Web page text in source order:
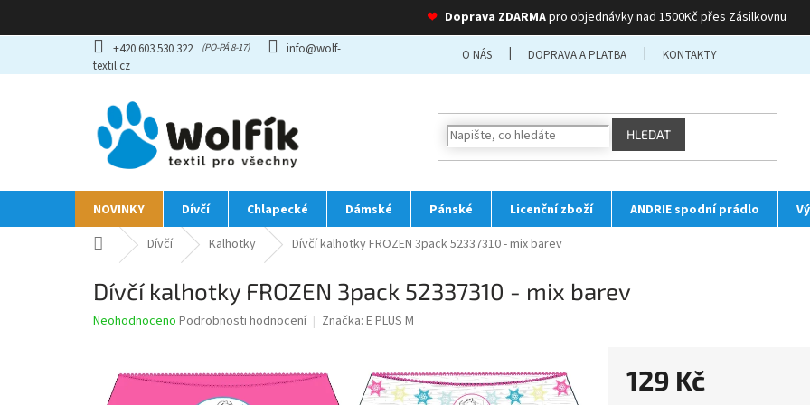
❤ Doprava ZDARMApro objednávky nad 1500Kč přes Zásilkovnu
obsah
+420 603 530 322
info@wolf-
textil.cz
O NÁS DOPRAVA A PLATBA KONTAKTY
HLEDAT
NOVINKY Dívčí Chlapecké Dámské Pánské Licenční zboží ANDRIE spodní prádlo
Domů Dívčí Kalhotky Dívčí kalhotky FROZEN 3pack 52337310 - mix barev
Dívčí kalhotky FROZEN 3pack 52337310 - mix barev
Průměrné
Neohodnoceno Podrobnosti hodnocení Značka: E PLUS M
129 Kč